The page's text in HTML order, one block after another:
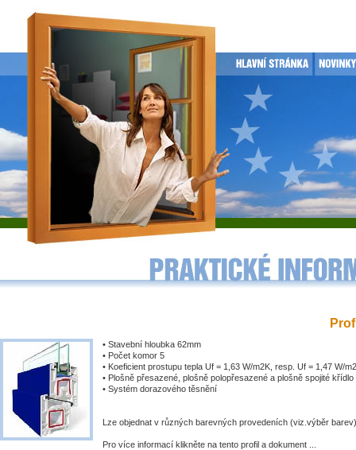
• Stavební hloubka 62mm
• Počet komor 5
• Koeficient prostupu tepla Uf = 1,63 W/m2K, resp. Uf = 1,47 W/
• Plošně přesazené, plošně polopřesazené a plošně spojité křídlo
• Systém dorazového těsnění
Lze objednat v různých barevných provedeních (viz.výběr barev)
Pro více informací klikněte na tento profil a dokument ...